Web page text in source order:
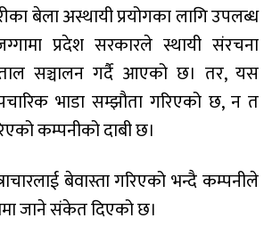
बेला अस्थायी प्रयोगका लागि उपलब्ध
प्रदेश सरकारले स्थायी संरचना
सञ्चालन गर्दै आएको छ। तर, यस
भाडा सम्झौता गरिएको छ, न त
कम्पनीको दाबी छ।
बेवास्ता गरिएको भन्दै कम्पनीले
जाने संकेत दिएको छ।